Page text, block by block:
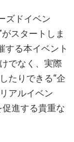
ズドイベン
がスタートしま
する本イベント
でなく、実際
たりできる“企
アルイベン
促進する貴重な